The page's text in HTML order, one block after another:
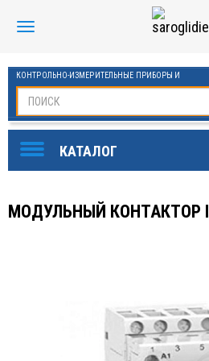
КОНТРОЛЬНО-ИЗМЕРИТЕЛЬНЫЕ ПРИБОРЫ И
ОБОРУДОВАНИЕ ДЛЯ БАССЕЙНОВ
МОДУЛЬНЫЙ КОНТАКТОР